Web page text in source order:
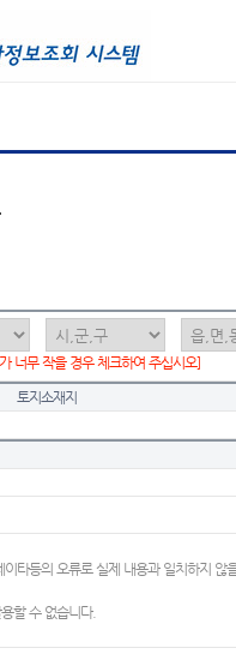
너무 작을 경우 체크하여 주십시오]
토지소재지
타등의 오류로 실제 내용과 일치하지
할 수 없습니다.